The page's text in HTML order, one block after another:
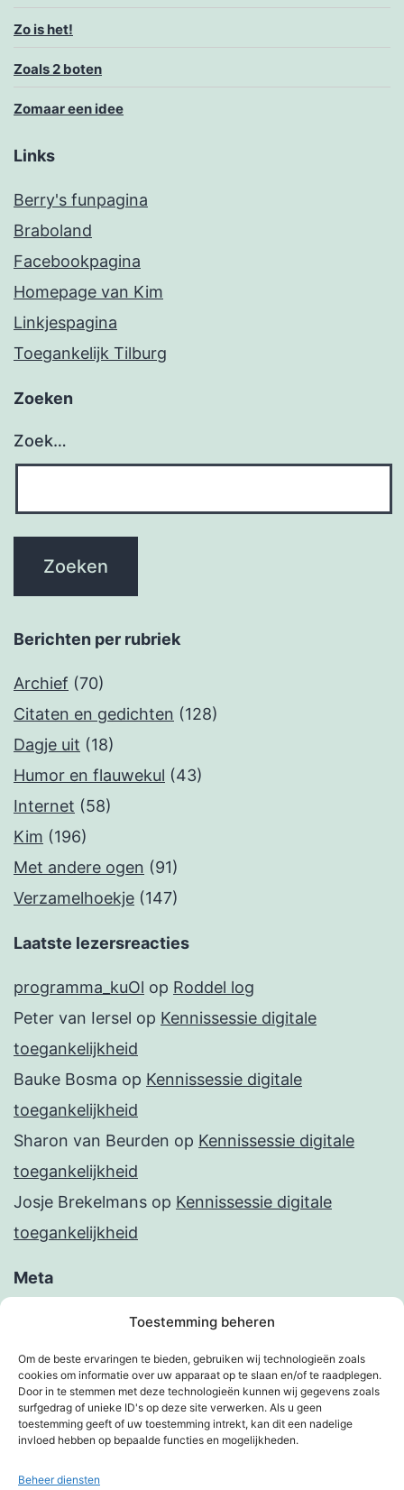
Toestemming beheren
Om de beste ervaringen te bieden, gebruiken wij technologieën zoals
cookies om informatie over uw apparaat op te slaan en/of te raadplegen.
Door in te stemmen met deze technologieën kunnen wij gegevens zoals
surfgedrag of unieke ID's op deze site verwerken. Als u geen
toestemming geeft of uw toestemming intrekt, kan dit een nadelige
invloed hebben op bepaalde functies en mogelijkheden.
Beheer diensten
Zo is het!
Zoals 2 boten
Zomaar een idee
Links
Berry's funpagina
Braboland
Facebookpagina
Homepage van Kim
Linkjespagina
Toegankelijk Tilburg
Zoeken
Zoek…
Berichten per rubriek
Archief (70)
Citaten en gedichten (128)
Dagje uit (18)
Humor en flauwekul (43)
Internet (58)
Kim (196)
Met andere ogen (91)
Verzamelhoekje (147)
Laatste lezersreacties
programma_kuOl op Roddel log
Peter van Iersel op Kennissessie digitale
toegankelijkheid
Bauke Bosma op Kennissessie digitale
toegankelijkheid
Sharon van Beurden op Kennissessie digitale
toegankelijkheid
Josje Brekelmans op Kennissessie digitale
toegankelijkheid
Meta
Berichten feed
Reacties feed
WordPress.org